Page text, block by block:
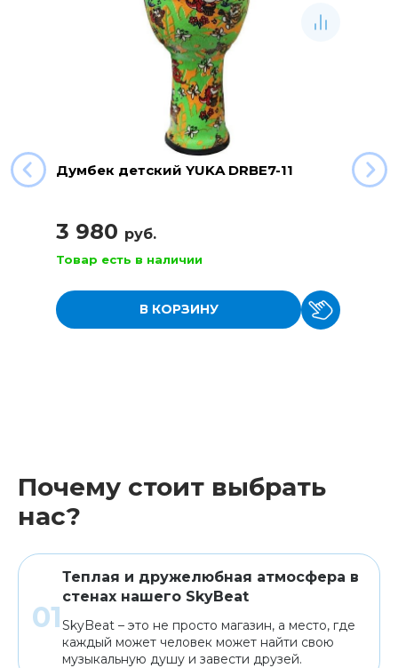
Думбек детский YUKA DRBE7-11
3 980 руб.
Товар есть в наличии
В КОРЗИНУ
Почему стоит выбрать
нас?
Теплая и дружелюбная атмосфера в
стенах нашего SkyBeat
SkyBeat – это не просто магазин, а место, где
каждый может человек может найти свою
музыкальную душу и завести друзей.